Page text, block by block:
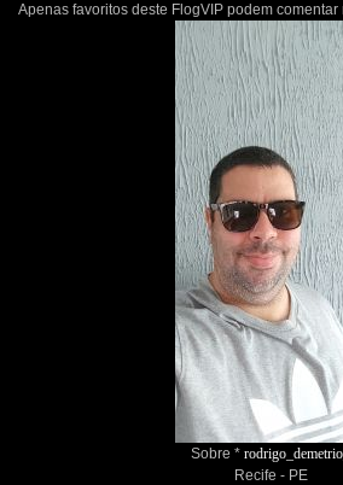
Apenas favoritos deste FlogVIP podem comentar
Sobre * rodrigo_demetrio_
Recife - PE